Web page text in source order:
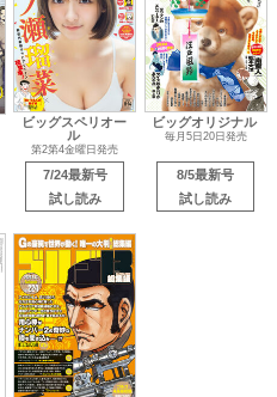
ビッグスペリオー
ル
第2第4金曜日発売
7/24最新号
試し読み
ビッグオリジナル
毎月5日20日発売
8/5最新号
試し読み